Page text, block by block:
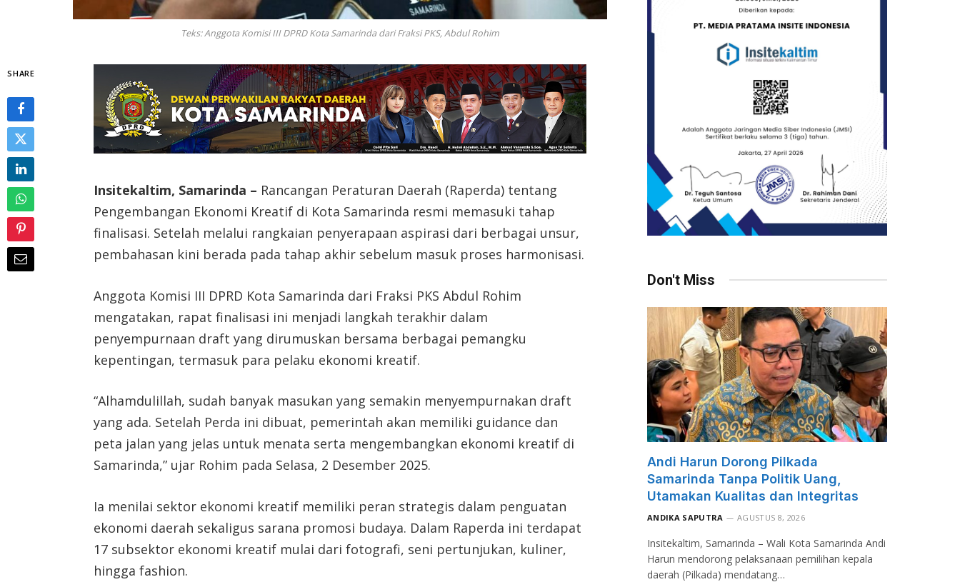
Teks: Anggota Komisi III DPRD Kota Samarinda dari Fraksi PKS, Abdul Rohim
SHARE
Insitekaltim, Samarinda – Rancangan Peraturan Daerah (Raperda) tentang
Pengembangan Ekonomi Kreatif di Kota Samarinda resmi memasuki tahap
finalisasi. Setelah melalui rangkaian penyerapaan aspirasi dari berbagai unsur,
pembahasan kini berada pada tahap akhir sebelum masuk proses harmonisasi.
Anggota Komisi III DPRD Kota Samarinda dari Fraksi PKS Abdul Rohim
mengatakan, rapat finalisasi ini menjadi langkah terakhir dalam
penyempurnaan draft yang dirumuskan bersama berbagai pemangku
kepentingan, termasuk para pelaku ekonomi kreatif.
“Alhamdulillah, sudah banyak masukan yang semakin menyempurnakan draft
yang ada. Setelah Perda ini dibuat, pemerintah akan memiliki guidance dan
peta jalan yang jelas untuk menata serta mengembangkan ekonomi kreatif di
Samarinda,” ujar Rohim pada Selasa, 2 Desember 2025.
Ia menilai sektor ekonomi kreatif memiliki peran strategis dalam penguatan
ekonomi daerah sekaligus sarana promosi budaya. Dalam Raperda ini terdapat
17 subsektor ekonomi kreatif mulai dari fotografi, seni pertunjukan, kuliner,
hingga fashion.
Don't Miss
Andi Harun Dorong Pilkada
Samarinda Tanpa Politik Uang,
Utamakan Kualitas dan Integritas
ANDIKA SAPUTRA AGUSTUS 8, 2026
Insitekaltim, Samarinda – Wali Kota Samarinda Andi
Harun mendorong pelaksanaan pemilihan kepala
daerah (Pilkada) mendatang…